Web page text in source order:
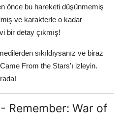
önce bu hareketi düşünmemiş
ve karakterle o kadar
bir detay çıkmış!
sıkıldıysanız ve biraz
From the Stars'ı izleyin.
Remember: War of